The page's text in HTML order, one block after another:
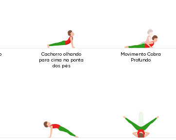
Cachorro olhando
para cima na ponta
dos pés
Movimento Cobra
Profundo